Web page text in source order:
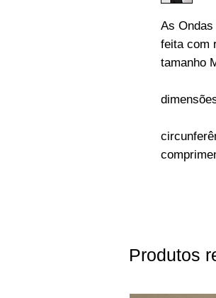
As
feita com
tamanho
Produtos